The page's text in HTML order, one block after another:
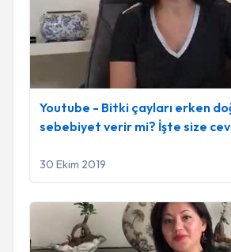
Youtube - Bitki çayları erken
sebebiyet verir mi? İşte size
30 Ekim 2019
Youtube - Anne adayları beklentiniz